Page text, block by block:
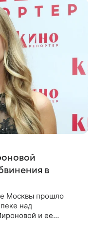
в
Москвы прошло
над
и ее